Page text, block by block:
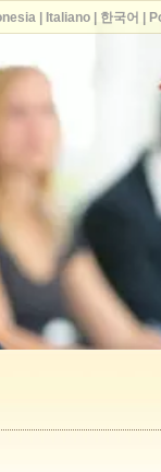
| Italiano| 한국어